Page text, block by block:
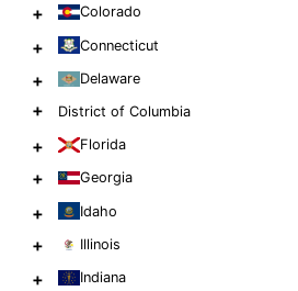
+ Colorado
+ Connecticut
+ Delaware
+ District of Columbia
+ Florida
+ Georgia
+ Idaho
+ Illinois
+ Indiana